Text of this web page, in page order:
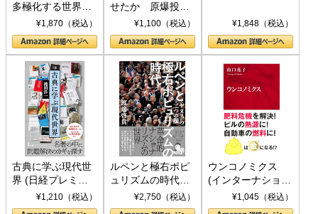
多極化する世界：
トランプとBRICS
の挑戦
¥1,870（税込）
せたか 原爆投
下、ソ連参戦、そ
して聖断 (PHP新
書)
¥1,100（税込） ¥1,848（税込）
古典に学ぶ現代世
界 (日経プレミア
シリーズ)¥1,210（税込）
ルペンと極右ポピ
ュリズムの時代：
〈ヤヌス〉の二つ
の顔
¥2,750（税込）
ウンコノミクス
(インターナショナ
ル新書)¥1,045（税込）